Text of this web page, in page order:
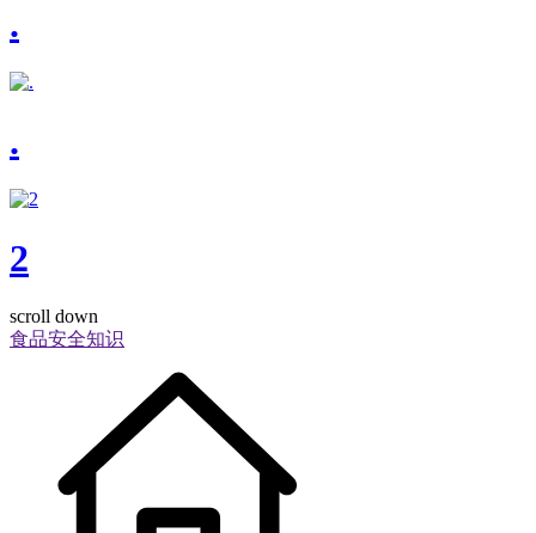
.
.
2
scroll down
食品安全知识